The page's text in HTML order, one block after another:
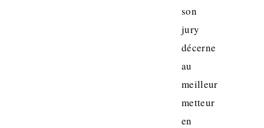
son
jury
décerne
au
meilleur
metteur
en